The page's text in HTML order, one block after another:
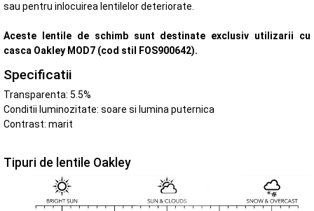
sau pentru inlocuirea lentilelor deteriorate.
Aceste lentile de schimb sunt destinate exclusiv utilizarii cu
casca Oakley MOD7 (cod stil FOS900642).
Specificatii
Transparenta: 5.5%
Conditii luminozitate: soare si lumina puternica
Contrast: marit
Tipuri de lentile Oakley